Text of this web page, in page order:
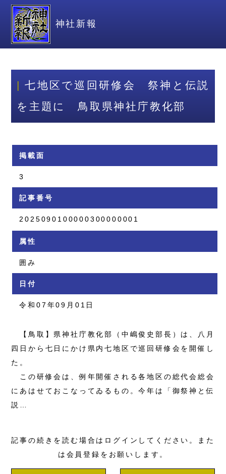
神社新報
七地区で巡回研修会 祭神と伝説
を主題に 鳥取県神社庁教化部
掲載面
3
記事番号
2025090100000300000001
属性
囲み
日付
令和07年09月01日
【鳥取】県神社庁教化部（中嶋俊史部長）は、八月
四日から七日にかけ県内七地区で巡回研修会を開催し
た。
この研修会は、例年開催される各地区の総代会総会
にあはせておこなってゐるもの。今年は「御祭神と伝
説…
記事の続きを読む場合はログインしてください。また
は会員登録をお願いします。